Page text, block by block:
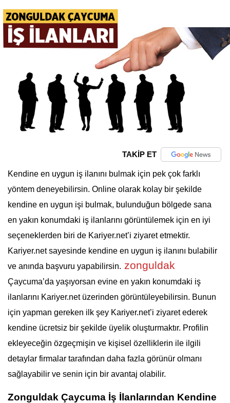
TAKİP ET
Kendine en uygun iş ilanını bulmak için pek çok farklı
yöntem deneyebilirsin. Online olarak kolay bir şekilde
kendine en uygun işi bulmak, bulunduğun bölgede sana
en yakın konumdaki iş ilanlarını görüntülemek için en iyi
seçeneklerden biri de Kariyer.net’i ziyaret etmektir.
Kariyer.net sayesinde kendine en uygun iş ilanını bulabilir
ve anında başvuru yapabilirsin.
Çaycuma’da yaşıyorsan evine en yakın konumdaki iş
ilanlarını Kariyer.net üzerinden görüntüleyebilirsin. Bunun
için yapman gereken ilk şey Kariyer.net’i ziyaret ederek
kendine ücretsiz bir şekilde üyelik oluşturmaktır. Profilin
ekleyeceğin özgeçmişin ve kişisel özelliklerin ile ilgili
detaylar firmalar tarafından daha fazla görünür olmanı
sağlayabilir ve senin için bir avantaj olabilir.
Zonguldak Çaycuma İş İlanlarından Kendine